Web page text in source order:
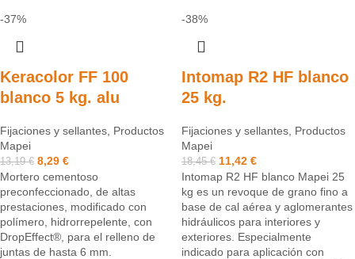
-37%
Keracolor FF 100
blanco 5 kg. alu
Fijaciones y sellantes Productos
Mapei
13,19€ 8,29 €
Mortero cementoso
preconfeccionado, de altas
prestaciones, modificado con
polímero, hidrorrepelente, con
DropEffect®, para el relleno de
juntas de hasta 6 mm.
-38%
Intomap R2 HF blanco
25 kg.
Fijaciones y sellantes Productos
Mapei
18,45€ 11,42 €
Intomap R2 HF blanco Mapei 25
kg es un revoque de grano fino a
base de cal aérea y aglomerantes
hidráulicos para interiores y
exteriores. Especialmente
indicado para aplicación con